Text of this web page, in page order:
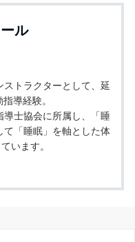
ル
ストラクターとして、延
導経験。
導士協会に所属し、「睡
て「睡眠」を軸とした体
います。